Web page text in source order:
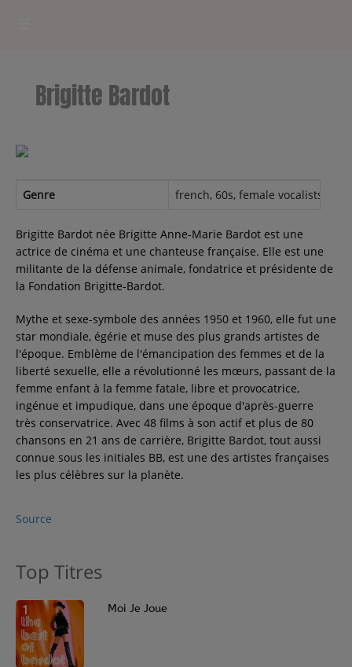
RADIOPLAYER
PODCASTS
CONCOURS
Contact
Contact
Régie Publicitaire
Brigitte Bardot
Genre french, 60s, female vocalists, ye-
Brigitte Bardot née Brigitte Anne-Marie Bardot est une
actrice de cinéma et une chanteuse française. Elle est une
militante de la défense animale, fondatrice et présidente de
la Fondation Brigitte-Bardot.
Mythe et sexe-symbole des années 1950 et 1960, elle fut une
star mondiale, égérie et muse des plus grands artistes de
l'époque. Emblème de l'émancipation des femmes et de la
liberté sexuelle, elle a révolutionné les mœurs, passant de la
femme enfant à la femme fatale, libre et provocatrice,
ingénue et impudique, dans une époque d'après-guerre
très conservatrice. Avec 48 films à son actif et plus de 80
chansons en 21 ans de carrière, Brigitte Bardot, tout aussi
connue sous les initiales BB, est une des artistes françaises
les plus célèbres sur la planète.
Source
Top Titres
1 Moi Je Joue